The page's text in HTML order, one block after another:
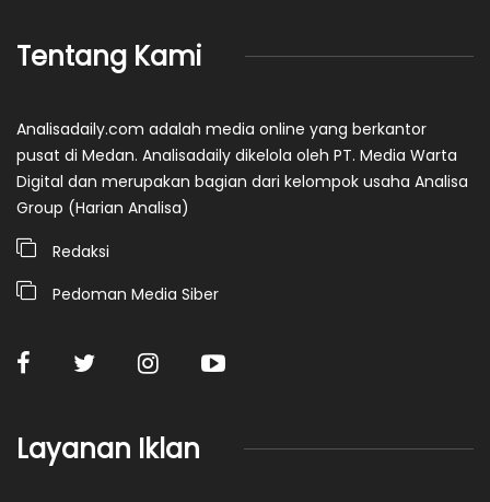
Tentang Kami
Analisadaily.com adalah media online yang berkantor
pusat di Medan. Analisadaily dikelola oleh PT. Media Warta
Digital dan merupakan bagian dari kelompok usaha Analisa
Group (Harian Analisa)
Redaksi
Pedoman Media Siber
Layanan Iklan